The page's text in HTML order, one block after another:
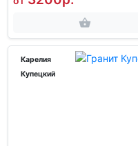
Карелия
Купецкий